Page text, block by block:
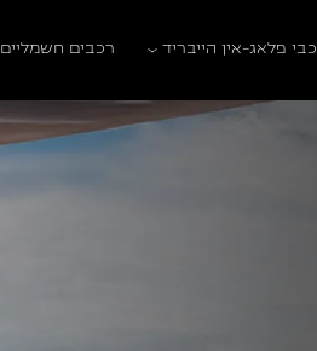
פלאג-אין הייבריד רכבים חשמליים